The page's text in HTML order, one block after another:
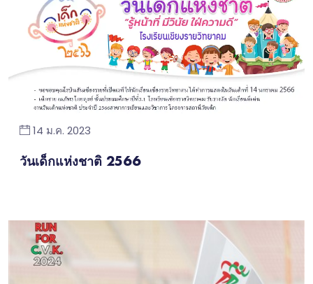
14 ม.ค. 2023
วันเด็กแห่งชาติ 2566